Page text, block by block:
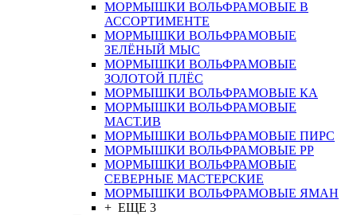
МОРМЫШКИ ВОЛЬФРАМОВЫЕ В
АССОРТИМЕНТЕ
МОРМЫШКИ ВОЛЬФРАМОВЫЕ
ЗЕЛЁНЫЙ МЫС
МОРМЫШКИ ВОЛЬФРАМОВЫЕ
ЗОЛОТОЙ ПЛЁС
МОРМЫШКИ ВОЛЬФРАМОВЫЕ КА
МОРМЫШКИ ВОЛЬФРАМОВЫЕ
МАСТ.ИВ
МОРМЫШКИ ВОЛЬФРАМОВЫЕ ПИРС
МОРМЫШКИ ВОЛЬФРАМОВЫЕ РР
МОРМЫШКИ ВОЛЬФРАМОВЫЕ
СЕВЕРНЫЕ МАСТЕРСКИЕ
МОРМЫШКИ ВОЛЬФРАМОВЫЕ ЯМАН
+ ЕЩЕ 3